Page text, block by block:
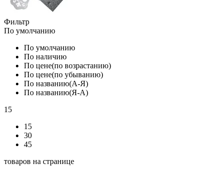
Фильтр
По умолчанию
По умолчанию
По наличию
По цене(по возрастанию)
По цене(по убыванию)
По названию(А-Я)
По названию(Я-А)
15
15
30
45
товаров на странице